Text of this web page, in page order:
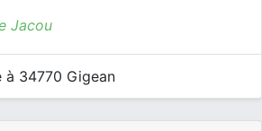
Jacou
à 34770 Gigean